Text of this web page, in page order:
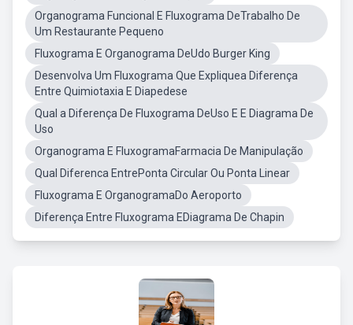
Organograma Funcional E Fluxograma DeTrabalho De
Um Restaurante Pequeno
Fluxograma E Organograma DeUdo Burger King
Desenvolva Um Fluxograma Que Expliquea Diferença
Entre Quimiotaxia E Diapedese
Qual a Diferença De Fluxograma DeUso E E Diagrama De
Uso
Organograma E FluxogramaFarmacia De Manipulação
Qual Diferenca EntrePonta Circular Ou Ponta Linear
Fluxograma E OrganogramaDo Aeroporto
Diferença Entre Fluxograma EDiagrama De Chapin